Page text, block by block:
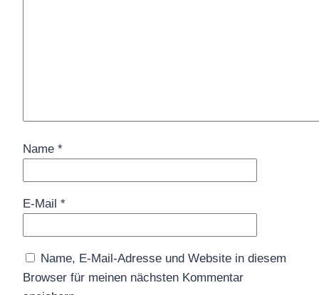
Name *
E-Mail *
Name, E-Mail-Adresse und Website in diesem
Browser für meinen nächsten Kommentar